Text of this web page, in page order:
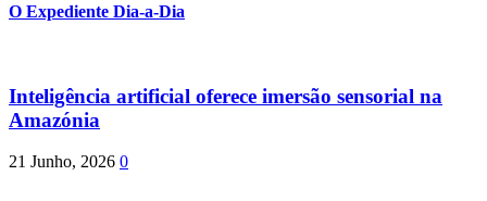
O Expediente Dia-a-Dia
Inteligência artificial oferece imersão sensorial na
Amazónia
21 Junho, 2026 0